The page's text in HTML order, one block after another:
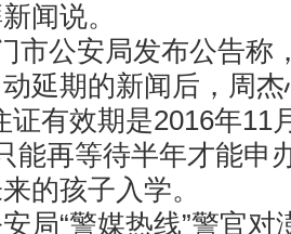
闻说。
市公安局发布公告称
延期的新闻后，周杰
有效期是2016年11
能再等待半年才能申
的孩子入学。
局“警媒热线”警官对